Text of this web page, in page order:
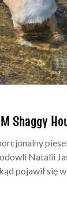
Shaggy
Natalii
pojawił się